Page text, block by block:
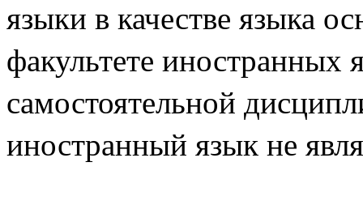
языки в качестве языка
факультете иностранных
самостоятельной
иностранный язык не